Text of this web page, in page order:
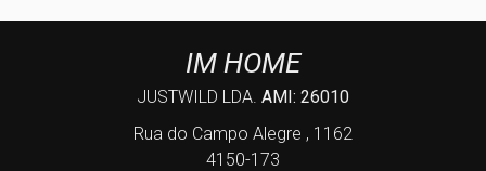
IM HOME
JUSTWILD LDA. AMI: 26010
Rua do Campo Alegre , 1162
4150-173